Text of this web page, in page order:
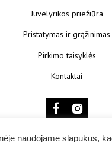
Juvelyrikos priežiūra
Pristatymas ir grąžinimas
Pirkimo taisyklės
Kontaktai
naudojame slapukus,